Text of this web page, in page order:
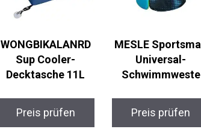
WONGBIKALANRD
Sup Cooler-
Decktasche 11L
Preis prüfen
MESLE Sportsman
Universal-
Schwimmweste
Preis prüfen